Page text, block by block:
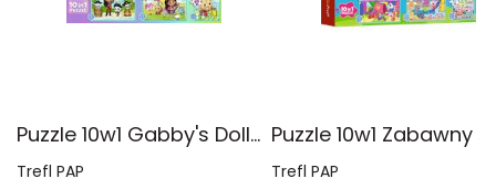
Puzzle 10w1 Gabby's Dollhouse Gabby i jej świat 96014
Trefl PAP Trefl PAP